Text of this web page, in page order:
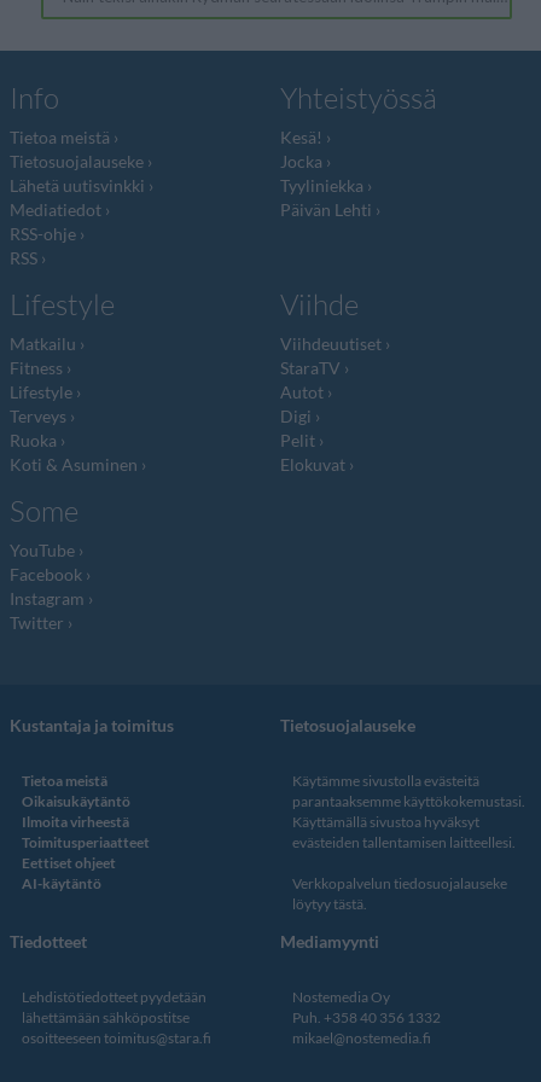
Info
Tietoa meistä
Tietosuojalauseke
Lähetä uutisvinkki
Mediatiedot
RSS-ohje
RSS
Yhteistyössä
Kesä!
Jocka
Tyyliniekka
Päivän Lehti
Lifestyle
Matkailu
Fitness
Lifestyle
Terveys
Ruoka
Koti & Asuminen
Viihde
Viihdeuutiset
StaraTV
Autot
Digi
Pelit
Elokuvat
Some
YouTube
Facebook
Instagram
Twitter
Kustantaja ja toimitus
Tietoa meistä
Oikaisukäytäntö
Ilmoita virheestä
Toimitusperiaatteet
Eettiset ohjeet
AI-käytäntö
Tietosuojalauseke
Käytämme sivustolla evästeitä
parantaaksemme käyttökokemustasi.
Käyttämällä sivustoa hyväksyt
evästeiden tallentamisen laitteellesi.
Verkkopalvelun tiedosuojalauseke
löytyy tästä
Tiedotteet
Lehdistötiedotteet pyydetään
lähettämään sähköpostitse
osoitteeseen toimitus@stara.fi
Mediamyynti
Nostemedia Oy
Puh. +358 40 356 1332
mikael@nostemedia.fi